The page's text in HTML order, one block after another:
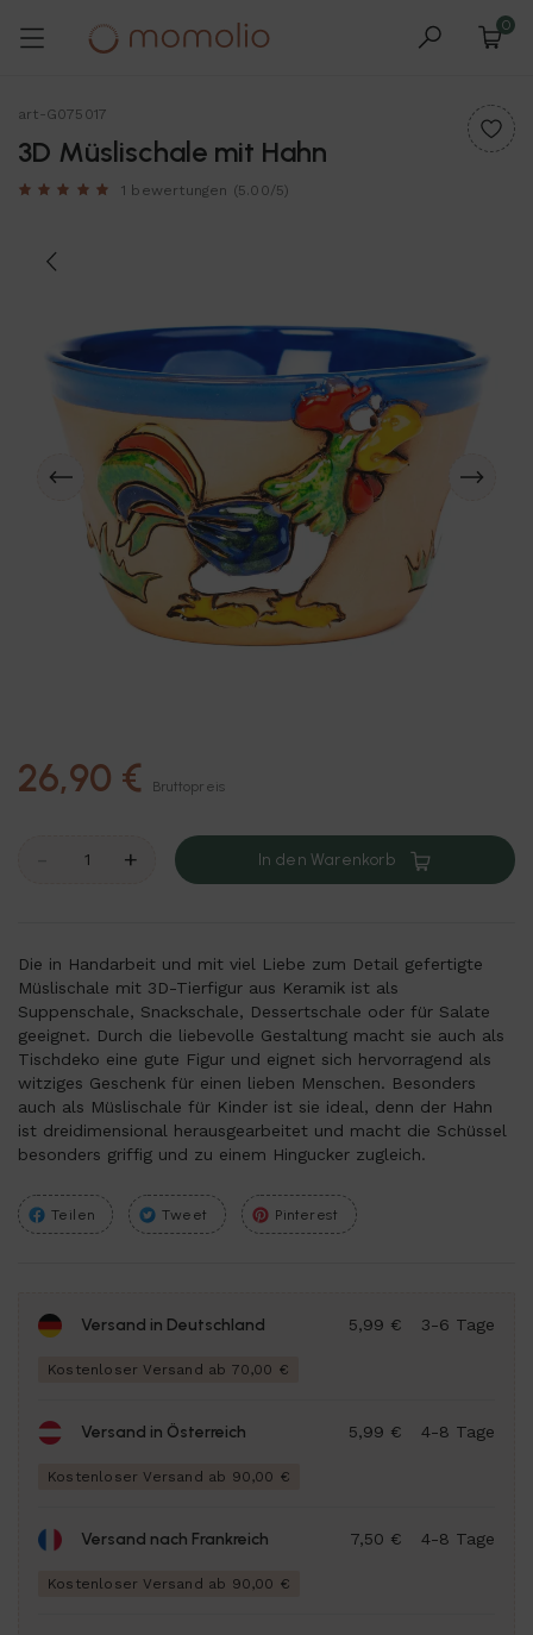
0
art-G075017
3D Müslischale mit Hahn
1 bewertungen (5.00/5)
26,90 € Bruttopreis
+ In den Warenkorb
Die in Handarbeit und mit viel Liebe zum Detail gefertigte
Müslischale mit 3D-Tierfigur aus Keramik ist als
Suppenschale, Snackschale, Dessertschale oder für Salate
geeignet. Durch die liebevolle Gestaltung macht sie auch als
Tischdeko eine gute Figur und eignet sich hervorragend als
witziges Geschenk für einen lieben Menschen. Besonders
auch als Müslischale für Kinder ist sie ideal, denn der Hahn
ist dreidimensional herausgearbeitet und macht die Schüssel
besonders griffig und zu einem Hingucker zugleich.
Teilen Tweet Pinterest
Versand in Deutschland 3-6 Tage
5,99 €
Kostenloser Versand ab 70,00 €
Versand in Österreich 4-8 Tage
5,99 €
Kostenloser Versand ab 90,00 €
Versand nach Frankreich 4-8 Tage
7,50 €
Kostenloser Versand ab 90,00 €